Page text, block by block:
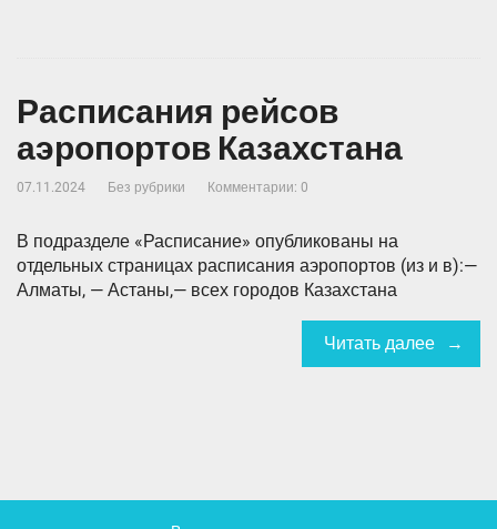
Расписания рейсов
аэропортов Казахстана
07.11.2024 Без рубрики Комментарии: 0
В подразделе «Расписание» опубликованы на
отдельных страницах расписания аэропортов (из и в):—
Алматы, — Астаны,— всех городов Казахстана
Читать далее